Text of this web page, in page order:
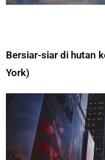
Bersiar-siar di hutan
York)